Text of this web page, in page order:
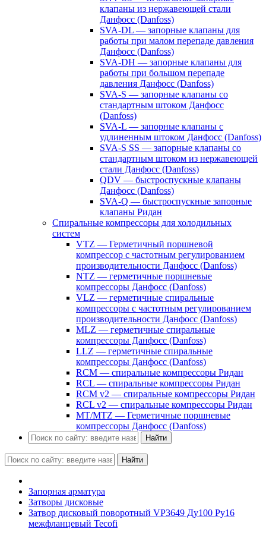
клапаны из нержавеющей стали
Данфосс (Danfoss)
SVA-DL — запорные клапаны для
работы при малом перепаде давления
Данфосс (Danfoss)
SVA-DH — запорные клапаны для
работы при большом перепаде
давления Данфосс (Danfoss)
SVA-S — запорные клапаны со
стандартным штоком Данфосс
(Danfoss)
SVA-L — запорные клапаны с
удлиненным штоком Данфосс (Danfoss)
SVA-S SS — запорные клапаны со
стандартным штоком из нержавеющей
стали Данфосс (Danfoss)
QDV — быстроспускные клапаны
Данфосс (Danfoss)
SVA-Q — быстроспускные запорные
клапаны Ридан
Спиральные компрессоры для холодильных
систем
VTZ — Герметичный поршневой
компрессор с частотным регулированием
производительности Данфосс (Danfoss)
NTZ — герметичные поршневые
компрессоры Данфосс (Danfoss)
VLZ — герметичные спиральные
компрессоры с частотным регулированием
производительности Данфосс (Danfoss)
MLZ — герметичные спиральные
компрессоры Данфосс (Danfoss)
LLZ — герметичные спиральные
компрессоры Данфосс (Danfoss)
RCM — спиральные компрессоры Ридан
RCL — спиральные компрессоры Ридан
RCM v2 — спиральные компрессоры Ридан
RCL v2 — спиральные компрессоры Ридан
MT/MTZ — Герметичные поршневые
компрессоры Данфосс (Danfoss)
Найти
Найти
Запорная арматура
Затворы дисковые
Затвор дисковый поворотный VP3649 Ду100 Ру16
межфланцевый Tecofi